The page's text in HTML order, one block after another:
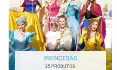
PRINCESAS
25 PRODUTOS